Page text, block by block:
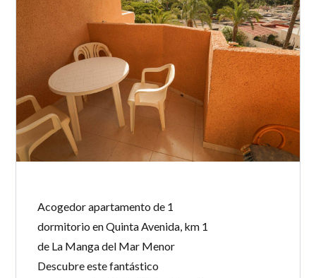
INICIAR SESIÓN
Acogedor apartamento de 1
dormitorio en Quinta Avenida, km 1
de La Manga del Mar Menor
Descubre este fantástico